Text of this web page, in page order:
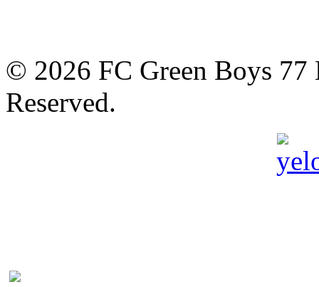
© 2026 FC Green Boys 77
Reserved.